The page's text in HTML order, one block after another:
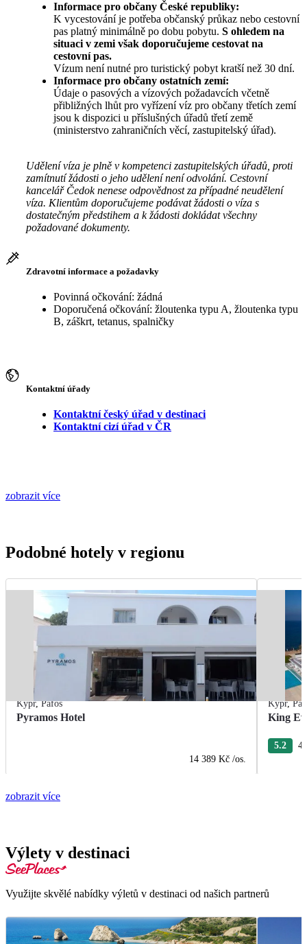
Informace pro občany České republiky:
K vycestování je potřeba občanský průkaz nebo cestovní
pas platný minimálně po dobu pobytu. S ohledem na
situaci v zemi však doporučujeme cestovat na
cestovní pas.
Vízum není nutné pro turistický pobyt kratší než 30 dní.
Informace pro občany ostatních zemí:
Údaje o pasových a vízových požadavcích včetně
přibližných lhůt pro vyřízení víz pro občany třetích zemí
jsou k dispozici u příslušných úřadů třetí země
(ministerstvo zahraničních věcí, zastupitelský úřad).
Udělení víza je plně v kompetenci zastupitelských úřadů, proti
zamítnutí žádosti o jeho udělení není odvolání. Cestovní
kancelář Čedok nenese odpovědnost za případné neudělení
víza. Klientům doporučujeme podávat žádosti o víza s
dostatečným předstihem a k žádosti dokládat všechny
požadované dokumenty.
Zdravotní informace a požadavky
Povinná očkování: žádná
Doporučená očkování: žloutenka typu A, žloutenka typu
B, záškrt, tetanus, spalničky
Kontaktní úřady
Kontaktní český úřad v destinaci
Kontaktní cizí úřad v ČR
zobrazit více
Podobné hotely v regionu
Kypr,Pafos
Pyramos Hotel
14 389 Kč /os.
Kypr,
King
5.2 4
zobrazit více
Výlety v destinaci
Využijte skvělé nabídky výletů v destinaci od našich partnerů